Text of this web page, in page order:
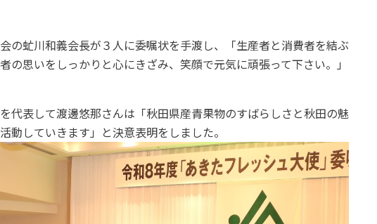
の虻川和義会長が３人に委嘱状を手渡し、「生産者と消費者を結ぶ
の思いをしっかりと心にきざみ、笑顔で元気に頑張って下さい。」
代表して渡邊悠那さんは「秋田県産青果物のすばらしさと秋田の魅
動していきます」と決意表明をしました。